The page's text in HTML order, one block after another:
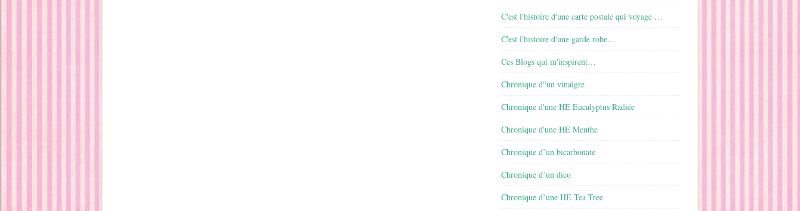
C'est l'histoire d'une carte postale qui voyage …
C'est l'histoire d'une garde robe…
Ces Blogs qui m'inspirent…
Chronique d"un vinaigre
Chronique d'une HE Eucalyptus Radiée
Chronique d'une HE Menthe
Chronique d’un bicarbonate
Chronique d’un dico
Chronique d’une HE Tea Tree